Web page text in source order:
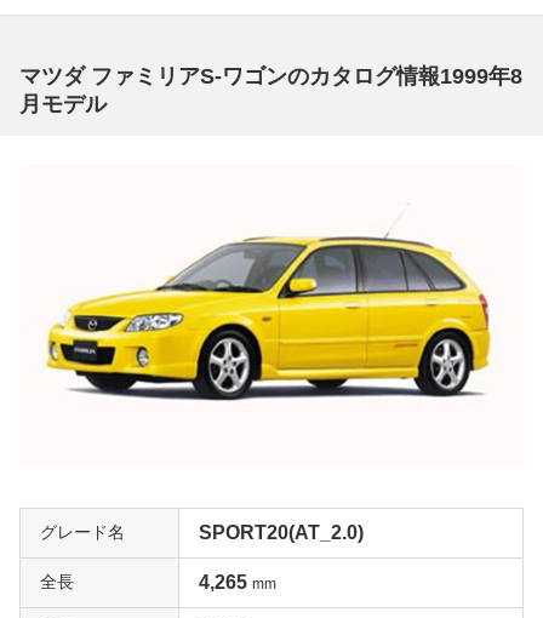
マツダ ファミリアS-ワゴンのカタログ情報1999年8
月モデル
グレード名 SPORT20(AT_2.0)
全長 4,265 mm